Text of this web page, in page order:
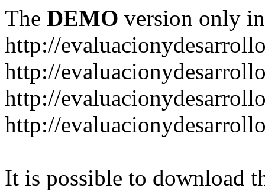
The DEMO version only
http://
http://
http://
http://
It is possible to download